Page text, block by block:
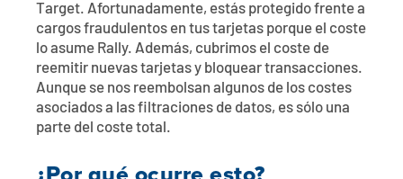
Target. Afortunadamente, estás protegido frente a
cargos fraudulentos en tus tarjetas porque el coste
lo asume Rally. Además, cubrimos el coste de
reemitir nuevas tarjetas y bloquear transacciones.
Aunque se nos reembolsan algunos de los costes
asociados a las filtraciones de datos, es sólo una
parte del coste total.